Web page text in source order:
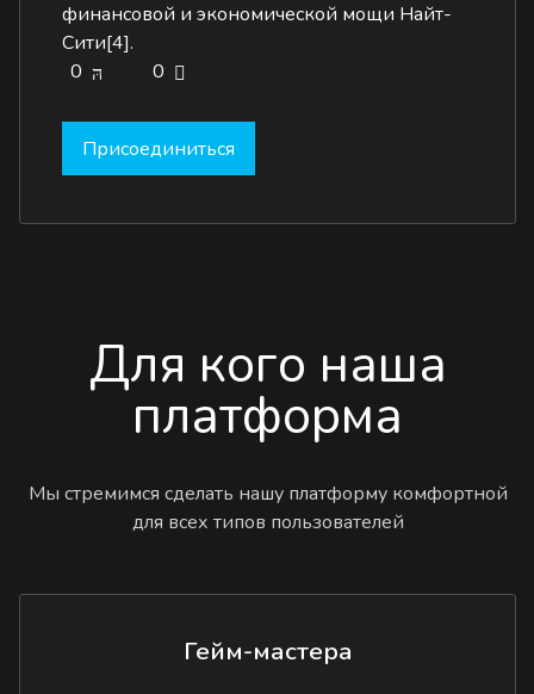
финансовой и экономической мощи Найт-
Сити[4].
0
0
Присоединиться
Для кого наша
платформа
Мы стремимся сделать нашу платформу комфортной
для всех типов пользователей
Гейм-мастера